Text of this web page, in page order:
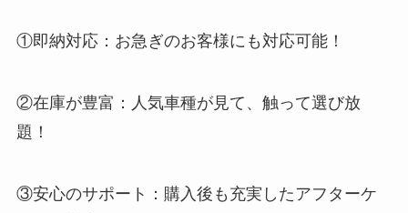
①即納対応：お急ぎのお客様にも対応可能！
②在庫が豊富：人気車種が見て、触って選び放
題！
③安心のサポート：購入後も充実したアフターケ